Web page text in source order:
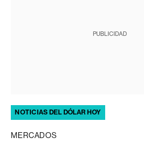
PUBLICIDAD
NOTICIAS DEL DÓLAR HOY
MERCADOS